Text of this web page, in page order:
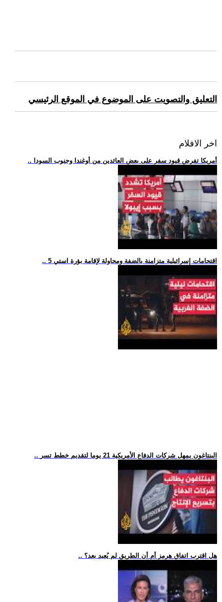
التعليق والتصويت على الموضوع في الموقع الرئيسي
اخر الافلام
.. أمريكا تفرض قيود سفر على بعض العائدين من أوغندا وجنوب السودا
.. 5 اقتحامات إسرائيلية متزامنة بالضفة ومحاولة لإقامة بؤرة استي
.. البنتاغون يمهل شركات الدفاع الأمريكية 21 يوما لتقديم خطط تسر
.. هل اقترب اتفاق هرمز أم أن الطريق لم يُعبد بعد؟